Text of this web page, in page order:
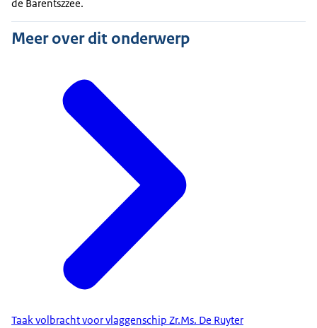
de Barentszzee.
Meer over dit onderwerp
Taak volbracht voor vlaggenschip Zr.Ms. De Ruyter